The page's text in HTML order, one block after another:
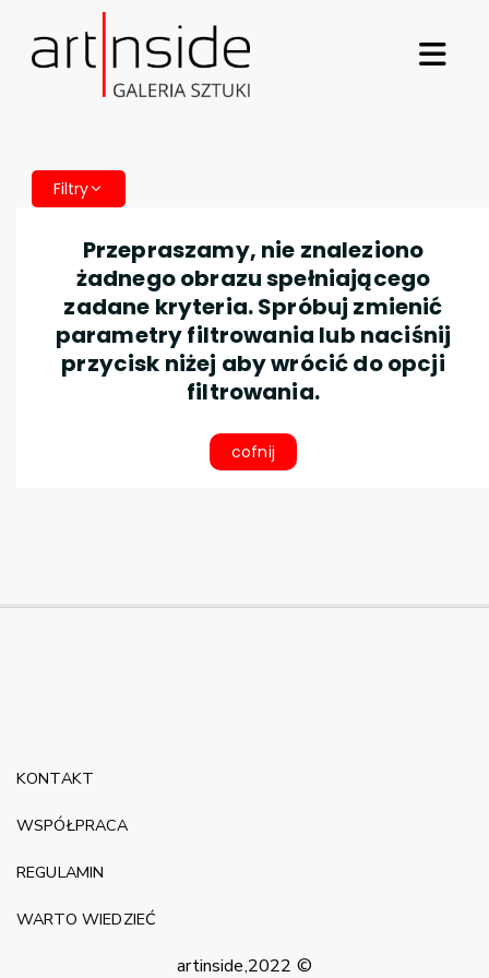
Filtry
Przepraszamy, nie znaleziono
żadnego obrazu spełniającego
zadane kryteria. Spróbuj zmienić
parametry filtrowania lub naciśnij
przycisk niżej aby wrócić do opcji
filtrowania.
cofnij
artinside,2022 ©
KONTAKT
WSPÓŁPRACA
REGULAMIN
WARTO WIEDZIEĆ